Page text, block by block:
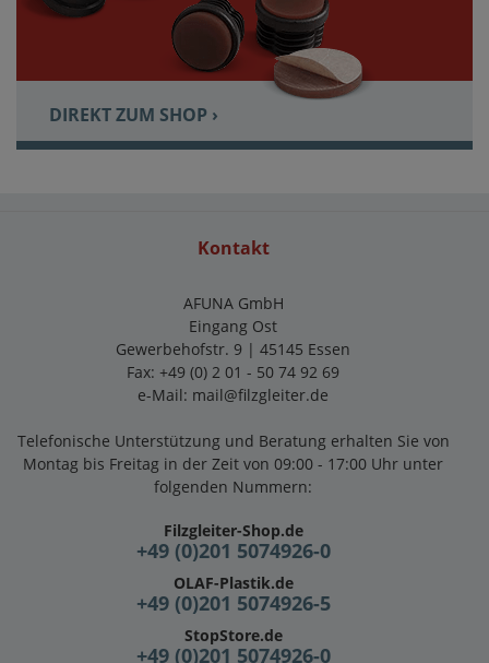
DIREKT ZUM SHOP ›
Kontakt
AFUNA GmbH
Eingang Ost
Gewerbehofstr. 9 | 45145 Essen
Fax: +49 (0) 2 01 - 50 74 92 69
e-Mail: mail@filzgleiter.de
Telefonische Unterstützung und Beratung erhalten Sie von
Montag bis Freitag in der Zeit von 09:00 - 17:00 Uhr unter
folgenden Nummern:
Filzgleiter-Shop.de
+49 (0)201 5074926-0
OLAF-Plastik.de
+49 (0)201 5074926-5
StopStore.de
+49 (0)201 5074926-0